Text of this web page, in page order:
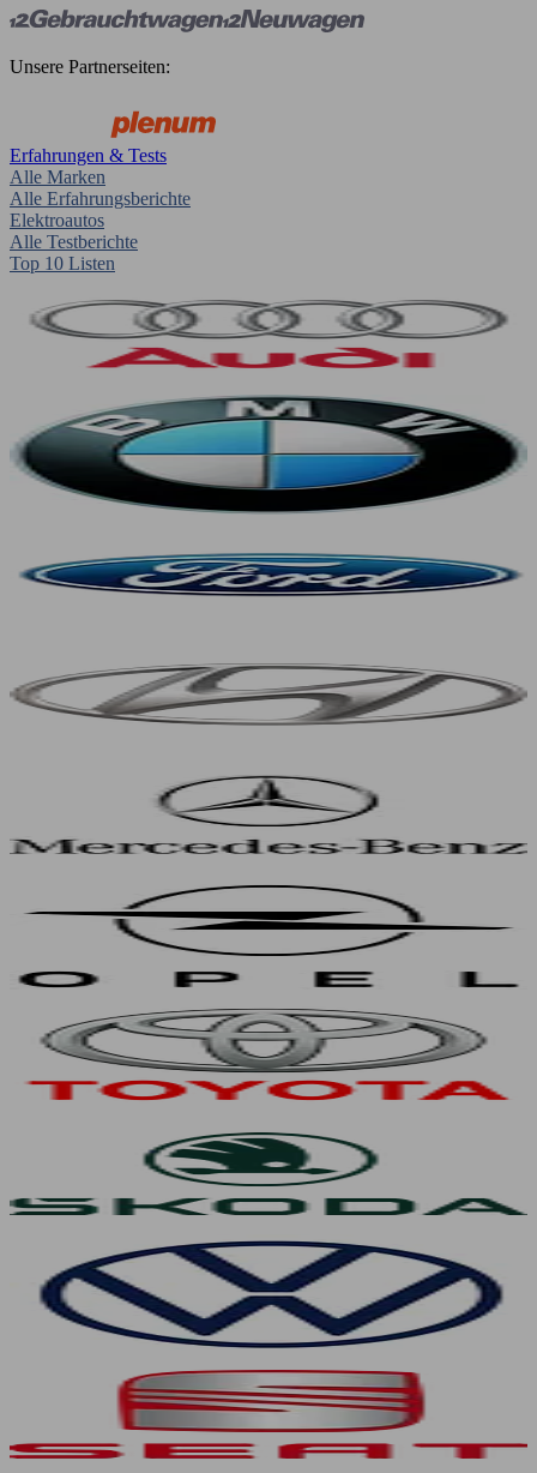
Unsere Partnerseiten:
Erfahrungen & Tests
Alle Marken
Alle Erfahrungsberichte
Elektroautos
Alle Testberichte
Top 10 Listen